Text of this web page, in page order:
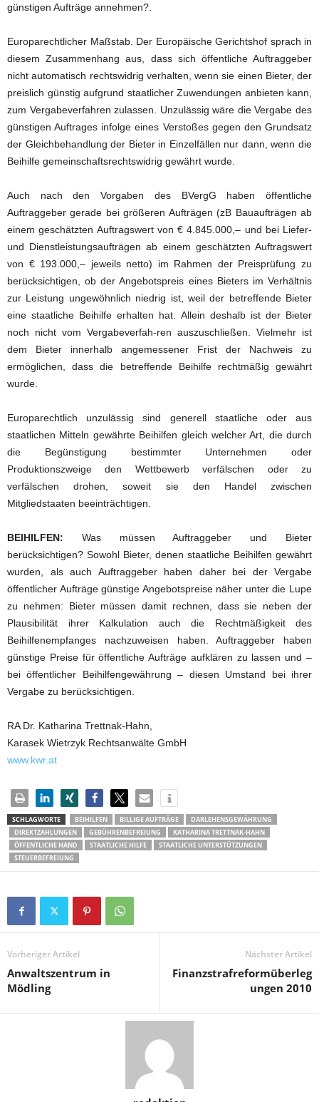
günstigen Aufträge annehmen?.
Europarechtlicher Maßstab. Der Europäische Gerichtshof sprach in
diesem Zusammenhang aus, dass sich öffentliche Auftraggeber
nicht automatisch rechtswidrig verhalten, wenn sie einen Bieter, der
preislich günstig aufgrund staatlicher Zuwendungen anbieten kann,
zum Vergabeverfahren zulassen. Unzulässig wäre die Vergabe des
günstigen Auftrages infolge eines Verstoßes gegen den Grundsatz
der Gleichbehandlung der Bieter in Einzelfällen nur dann, wenn die
Beihilfe gemeinschaftsrechtswidrig gewährt wurde.
Auch nach den Vorgaben des BVergG haben öffentliche
Auftraggeber gerade bei größeren Aufträgen (zB Bauaufträgen ab
einem geschätzten Auftragswert von € 4.845.000,– und bei Liefer-
und Dienstleistungsaufträgen ab einem geschätzten Auftragswert
von € 193.000,– jeweils netto) im Rahmen der Preisprüfung zu
berücksichtigen, ob der Angebotspreis eines Bieters im Verhältnis
zur Leistung ungewöhnlich niedrig ist, weil der betreffende Bieter
eine staatliche Beihilfe erhalten hat. Allein deshalb ist der Bieter
noch nicht vom Vergabeverfah-ren auszuschließen. Vielmehr ist
dem Bieter innerhalb angemessener Frist der Nachweis zu
ermöglichen, dass die betreffende Beihilfe rechtmäßig gewährt
wurde.
Europarechtlich unzulässig sind generell staatliche oder aus
staatlichen Mitteln gewährte Beihilfen gleich welcher Art, die durch
die Begünstigung bestimmter Unternehmen oder
Produktionszweige den Wettbewerb verfälschen oder zu
verfälschen drohen, soweit sie den Handel zwischen
Mitgliedstaaten beeinträchtigen.
BEIHILFEN: Was müssen Auftraggeber und Bieter
berücksichtigen? Sowohl Bieter, denen staatliche Beihilfen gewährt
wurden, als auch Auftraggeber haben daher bei der Vergabe
öffentlicher Aufträge günstige Angebotspreise näher unter die Lupe
zu nehmen: Bieter müssen damit rechnen, dass sie neben der
Plausibilität ihrer Kalkulation auch die Rechtmäßigkeit des
Beihilfenempfanges nachzuweisen haben. Auftraggeber haben
günstige Preise für öffentliche Aufträge aufklären zu lassen und –
bei öffentlicher Beihilfengewährung – diesen Umstand bei ihrer
Vergabe zu berücksichtigen.
RA Dr. Katharina Trettnak-Hahn,
Karasek Wietrzyk Rechtsanwälte GmbH
www.kwr.at
SCHLAGWORTE BEIHILFEN BILLIGE AUFTRÄGE
DARLEHENSGEWÄHRUNG
DIREKTZAHLUNGEN
GEBÜHRENBEFREIUNG
KATHARINA TRETTNAK-HAHN
ÖFFENTLICHE HAND
STAATLICHE HILFE
STAATLICHE UNTERSTÜTZUNGEN
STEUERBEFREIUNG
Vorheriger Artikel
Anwaltszentrum in
Mödling
Nächster Artikel
Finanzstrafreformüberleg
ungen 2010